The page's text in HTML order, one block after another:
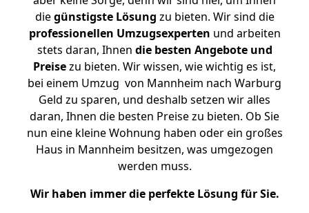
diegünstigste Lösung zu bieten. Wir sind die
professionellen Umzugsexperten und arbeiten
stets daran, Ihnen die besten Angebote und
Preisezu bieten. Wir wissen, wie wichtig es ist,
bei einem Umzug von Mannheim nach Warburg
Geld zu sparen, und deshalb setzen wir alles
daran, Ihnen die besten Preise zu bieten. Ob Sie
nun eine kleine Wohnung haben oder ein großes
Haus in Mannheim besitzen, was umgezogen
werden muss.
Wir haben immer die perfekte Lösung für Sie.